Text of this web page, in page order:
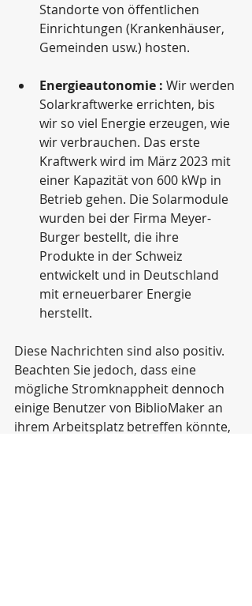
Standorte von öffentlichen
Einrichtungen (Krankenhäuser,
Gemeinden usw.) hosten.
Energieautonomie : Wir werden
Solarkraftwerke errichten, bis
wir so viel Energie erzeugen, wie
wir verbrauchen. Das erste
Kraftwerk wird im März 2023 mit
einer Kapazität von 600 kWp in
Betrieb gehen. Die Solarmodule
wurden bei der Firma Meyer-
Burger bestellt, die ihre
Produkte in der Schweiz
entwickelt und in Deutschland
mit erneuerbarer Energie
herstellt.
Diese Nachrichten sind also positiv.
Beachten Sie jedoch, dass eine
mögliche Stromknappheit dennoch
einige Benutzer von BiblioMaker an
ihrem Arbeitsplatz betreffen könnte,